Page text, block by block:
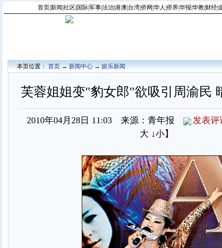
首页|新闻 社区 国际|军事|法治|港澳 台湾|侨网 华人 侨界|华报 华教| 财经|
本页位置：首页→新闻中心→娱乐新闻
芙蓉姐姐变"豹女郎"欲吸引周渝民
2010年04月28日 11:03 来源：青年报
发表评
大 ↓小】